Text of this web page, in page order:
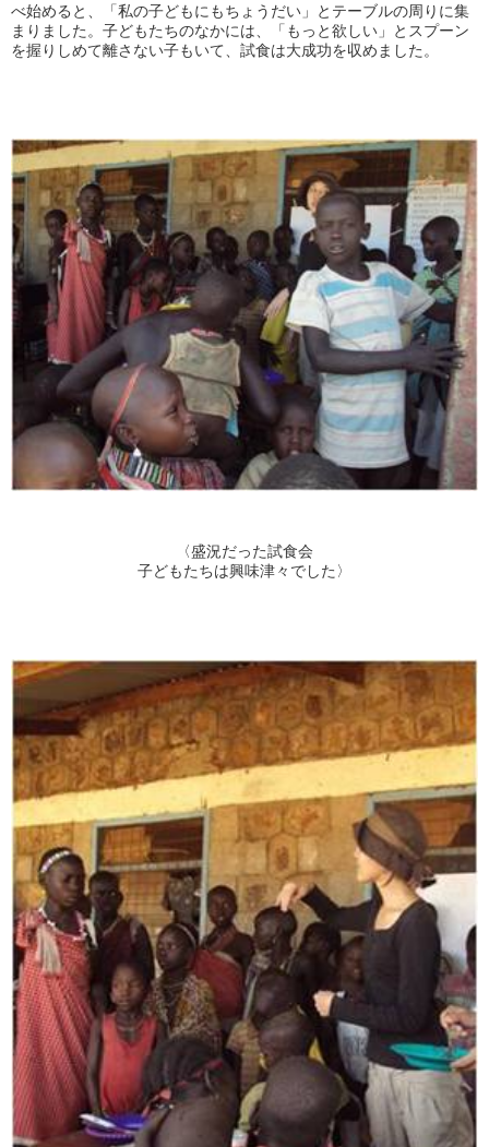
べ始めると、「私の子どもにもちょうだい」とテーブルの周りに集
まりました。子どもたちのなかには、「もっと欲しい」とスプーン
を握りしめて離さない子もいて、試食は大成功を収めました。
〈盛況だった試食会
子どもたちは興味津々でした〉